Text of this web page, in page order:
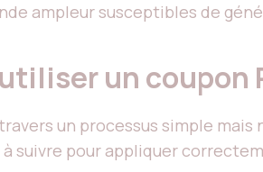
ampleur susceptibles de
un coupon
un processus simple
suivre pour appliquer